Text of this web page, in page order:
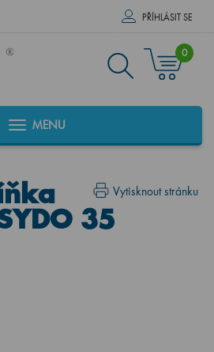
PŘÍHLÁSIT SE
0
MENU
Vytisknout stránku
35